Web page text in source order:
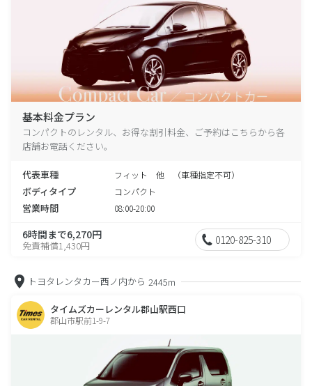
基本料金プラン
コンパクトのレンタル、お得な割引料金、ご予約はこちらから各
店舗お電話ください。
代表車種 フィット 他 （車種指定不可）
ボディタイプ コンパクト
営業時間 08:00-20:00
6時間まで6,270円
免責補償1,430円 0120-825-310
トヨタレンタカー西ノ内から 2445m
タイムズカーレンタル郡山駅西口
郡山市駅前1-9-7